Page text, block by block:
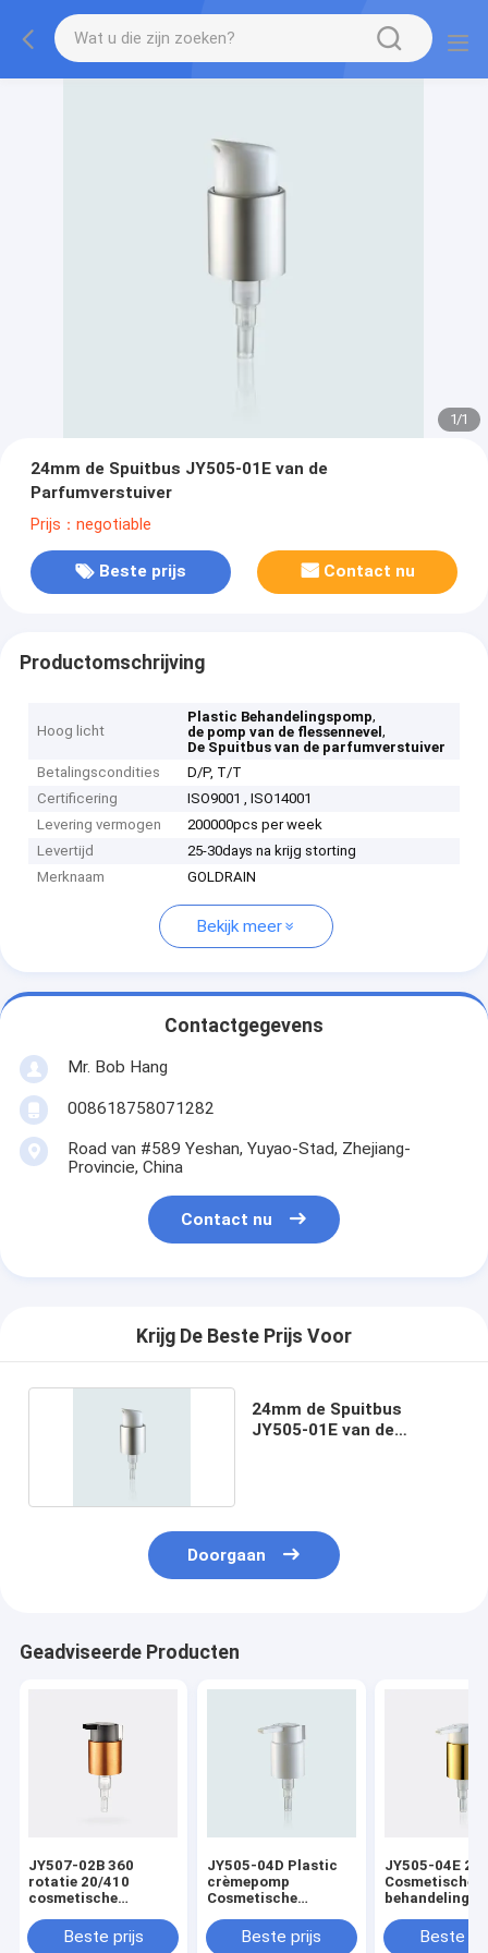
1/1
24mm de Spuitbus JY505-01E van de
Parfumverstuiver
Prijs：negotiable
Beste prijs Contact nu
Productomschrijving
Hoog licht
Plastic Behandelingspomp,
de pomp van de flessennevel,
De Spuitbus van de parfumverstuiver
Betalingscondities
D/P, T/T
Certificering
ISO9001 , ISO14001
Levering vermogen
200000pcs per week
Levertijd
25-30days na krijg storting
Merknaam
GOLDRAIN
Bekijk meer
Contactgegevens
Mr. Bob Hang
008618758071282
Road van #589 Yeshan, Yuyao-Stad, Zhejiang-
Provincie, China
Contact nu
Krijg De Beste Prijs Voor
24mm de Spuitbus
JY505-01E van de
Doorgaan
Geadviseerde Producten
JY507-02B 360
rotatie 20/410
cosmetische
crème pomp met clip
Beste prijs
JY505-04D Plastic
crèmepomp
Cosmetische
24/410Beste prijs
JY505-04E
Cosmetische
behandeling
Beste